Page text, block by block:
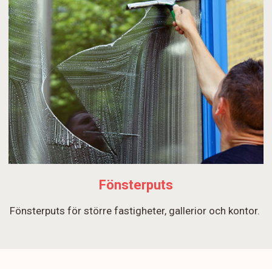
Fönsterputs
Fönsterputs för större fastigheter, gallerior och kontor.